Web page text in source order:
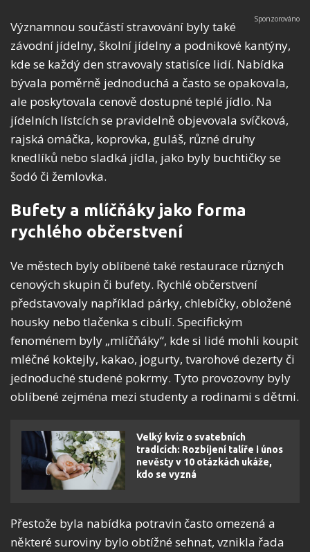
Významnou součástí stravování byly také
závodní jídelny, školní jídelny a podnikové kantýny,
kde se každý den stravovaly statisíce lidí. Nabídka
bývala poměrně jednoduchá a často se opakovala,
ale poskytovala cenově dostupné teplé jídlo. Na
jídelních lístcích se pravidelně objevovala svíčková,
rajská omáčka, koprovka, guláš, různé druhy
knedlíků nebo sladká jídla, jako byly buchtičky se
šodó či žemlovka.
Bufety a mlíčňáky jako forma
rychlého občerstvení
Ve městech byly oblíbené také restaurace různých
cenových skupin či bufety. Rychlé občerstvení
představovaly například párky, chlebíčky, obložené
housky nebo tlačenka s cibulí. Specifickým
fenoménem byly „mlíčňáky“, kde si lidé mohli koupit
mléčné koktejly, kakao, jogurty, tvarohové dezerty či
jednoduché studené pokrmy. Tyto provozovny byly
oblíbené zejména mezi studenty a rodinami s dětmi.
Velký kvíz o svatebních
tradicích: Rozbíjení talíře i únos
nevěsty v 10 otázkách ukáže,
kdo se vyzná
Přestože byla nabídka potravin často omezená a
některé suroviny bylo obtížné sehnat, vznikla řada